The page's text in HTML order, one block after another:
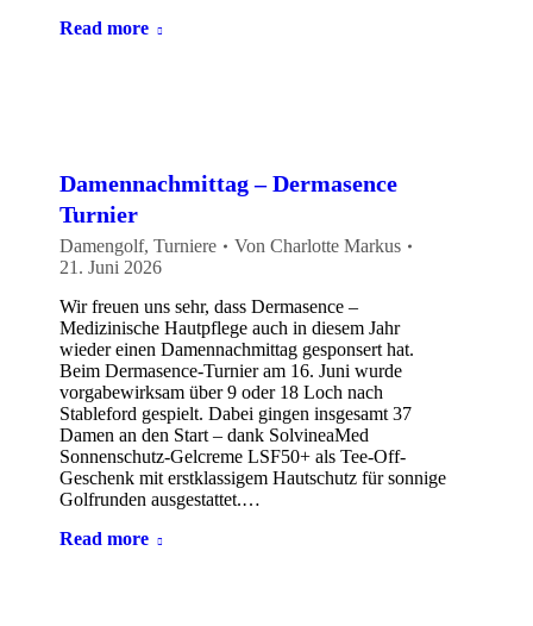
Read more
Damennachmittag – Dermasence
Turnier
Damengolf, Turniere Von Charlotte Markus
21. Juni 2026
Wir freuen uns sehr, dass Dermasence –
Medizinische Hautpflege auch in diesem Jahr
wieder einen Damennachmittag gesponsert hat.
Beim Dermasence-Turnier am 16. Juni wurde
vorgabewirksam über 9 oder 18 Loch nach
Stableford gespielt. Dabei gingen insgesamt 37
Damen an den Start – dank SolvineaMed
Sonnenschutz-Gelcreme LSF50+ als Tee-Off-
Geschenk mit erstklassigem Hautschutz für sonnige
Golfrunden ausgestattet.…
Read more